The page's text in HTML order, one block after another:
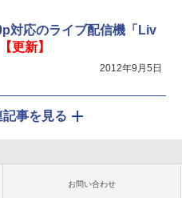
対応のライブ配信機「Liv
【更新】
2012年9月5日
記事を見る
お問い合わせ